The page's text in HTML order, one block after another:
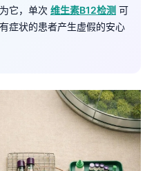
它，单次 维生素B12检测 可
症状的患者产生虚假的安心